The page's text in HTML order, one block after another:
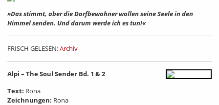
»Das stimmt, aber die Dorfbewohner wollen seine Seele in den
Himmel senden. Und darum werde ich es tun!«
FRISCH GELESEN:Archiv
Alpi – The Soul Sender Bd. 1 & 2
Text: Rona
Zeichnungen: Rona